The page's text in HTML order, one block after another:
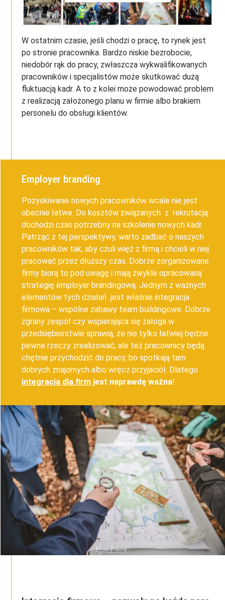
W ostatnim czasie, jeśli chodzi o pracę, to rynek jest
po stronie pracownika. Bardzo niskie bezrobocie,
niedobór rąk do pracy, zwłaszcza wykwalifikowanych
pracowników i specjalistów może skutkować dużą
fluktuacją kadr. A to z kolei może powodować problem
z realizacją założonego planu w firmie albo brakiem
personelu do obsługi klientów.
Employer branding
Pozyskiwanie nowych pracowników wcale nie jest
obecnie łatwe. Do kosztów związanych z rekrutacją
dochodzi czas potrzebny na szkolenie nowych kadr.
Patrząc z tej perspektywy, warto zadbać o naszych
pracowników tak, aby czuli więź z firmą i chcieli w niej
pracować przez dłuższy czas. Dobrze zorganizowane
firmy biorą to pod uwagę i mają zwykle opracowaną
strategię employer brandingową. Jednym z ważnych
elementów tych działań jest właśnie integracja
firmowa – wspólne zabawy team buildingowe. Dobrze
zgrany zespół czy wspierająca się załoga w
przedsiębiorstwie sprawią, że nie tylko łatwiej będzie
pewne rzeczy zrealizować, ale też pracownicy będą
chętnie przychodzić do pracy, bo spotkają tam
dobrych znajomych albo wręcz przyjaciół. Dlatego
integracja dla firm jest naprawdę ważna!